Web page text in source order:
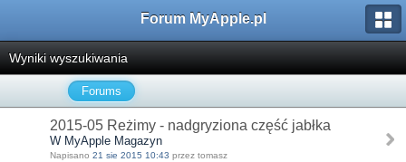
Forum MyApple.pl
Wyniki wyszukiwania
Forums
2015-05 Reżimy - nadgryziona część jabłka
W MyApple Magazyn
Napisano 21 sie 2015 10:43 przez tomasz